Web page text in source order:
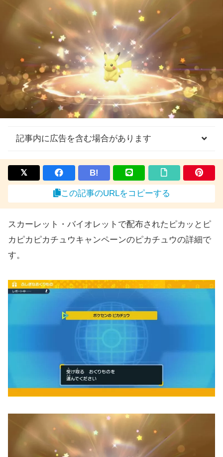
記事内に広告を含む場合があります
B!
この記事のURLをコピーする
スカーレット・バイオレットで配布されたピカッとピ
カピカピカチュウキャンペーンのピカチュウの詳細で
す。